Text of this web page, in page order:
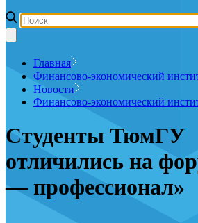
Главная
Финансово-экономический
Новости
Финансово-экономический
Студенты ТюмГУ
отличились на
— профессионал»